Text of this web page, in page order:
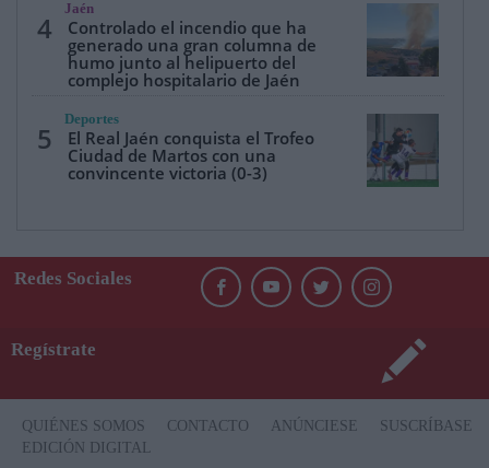
4
Jaén
Controlado el incendio que ha
generado una gran columna de
humo junto al helipuerto del
complejo hospitalario de Jaén
5
Deportes
El Real Jaén conquista el Trofeo
Ciudad de Martos con una
convincente victoria (0-3)
Redes Sociales
Regístrate
QUIÉNES SOMOS CONTACTO ANÚNCIESE
SUSCRÍBASE
EDICIÓN DIGITAL